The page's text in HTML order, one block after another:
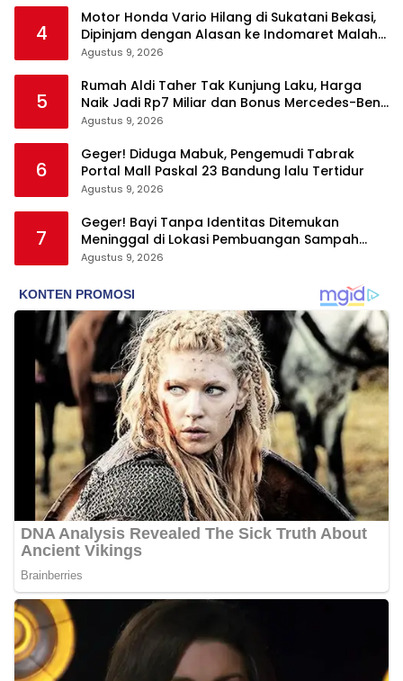
4
Motor Honda Vario Hilang di Sukatani Bekasi,
Dipinjam dengan Alasan ke Indomaret Malah
Tak Kembali
Agustus 9, 2026
5
Rumah Aldi Taher Tak Kunjung Laku, Harga
Naik Jadi Rp7 Miliar dan Bonus Mercedes-Benz
C200
Agustus 9, 2026
6
Geger! Diduga Mabuk, Pengemudi Tabrak
Portal Mall Paskal 23 Bandung lalu Tertidur
Agustus 9, 2026
7
Geger! Bayi Tanpa Identitas Ditemukan
Meninggal di Lokasi Pembuangan Sampah
Tangerang
Agustus 9, 2026